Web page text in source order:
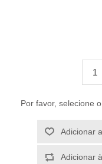
Por favor, selecione
Adicionar
Adicionar